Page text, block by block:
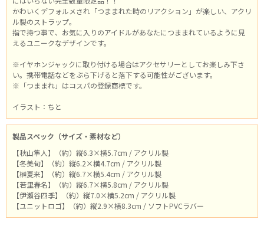
かわいくデフォルメされ「つままれた時のリアクション」が楽しい、アクリ
ル製のストラップ。
指で持つ事で、お気に入りのアイドルがあなたにつままれているように見
えるユニークなデザインです。
※イヤホンジャックに取り付ける場合はアクセサリーとしてお楽しみ下さ
い。携帯電話などをぶら下げると落下する可能性がございます。
※「つままれ」はコスパの登録商標です。
イラスト：ちと
製品スペック（サイズ・素材など）
【秋山隼人】（約）縦6.3×横5.7cm / アクリル製
【冬美旬】（約）縦6.2×横4.7cm / アクリル製
【榊夏来】（約）縦6.7×横5.4cm / アクリル製
【若里春名】（約）縦6.7×横5.8cm / アクリル製
【伊瀬谷四季】（約）縦7.0×横5.2cm / アクリル製
【ユニットロゴ】（約）縦2.9×横8.3cm / ソフトPVCラバー